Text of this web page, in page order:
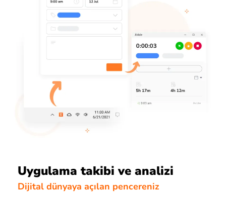
Uygulama takibi ve analizi
Dijital dünyaya açılan pencereniz